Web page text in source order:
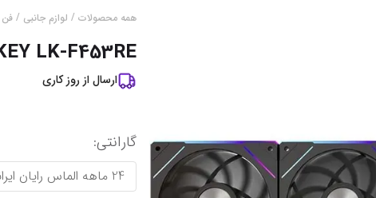
کارت شبکه
Access Point
مودم / روتر
نمایش همه محصولات
دسته بازی
کیبورد و
فن کیس
میز گیمینگ
همه محصولات / لوازم جانبی /
LK-F453RE
ارسال از روز کاری
گارانتی:
24 ماهه الماس رایان ایرانیان